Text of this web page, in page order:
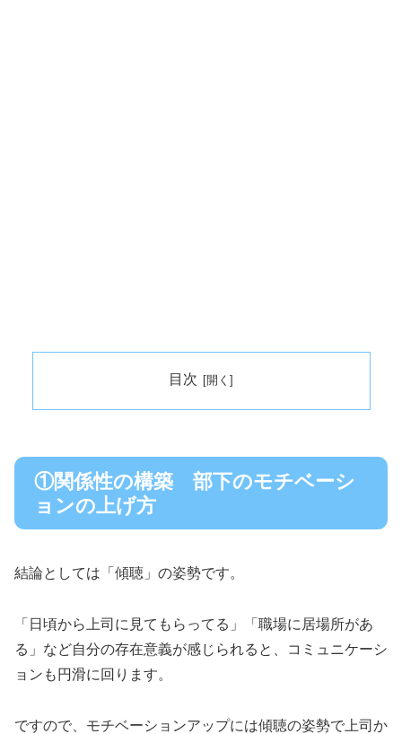
目次
①関係性の構築 部下のモチベーシ
ョンの上げ方
結論としては「傾聴」の姿勢です。
「日頃から上司に見てもらってる」「職場に居場所があ
る」など自分の存在意義が感じられると、コミュニケーシ
ョンも円滑に回ります。
ですので、モチベーションアップには傾聴の姿勢で上司か